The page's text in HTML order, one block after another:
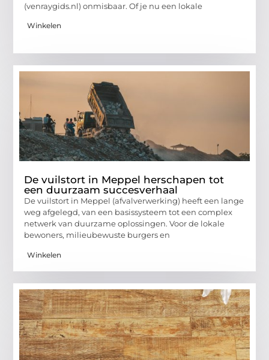
(venraygids.nl) onmisbaar. Of je nu een lokale
Winkelen
De vuilstort in Meppel herschapen tot
een duurzaam succesverhaal
De vuilstort in Meppel (afvalverwerking) heeft een lange
weg afgelegd, van een basissysteem tot een complex
netwerk van duurzame oplossingen. Voor de lokale
bewoners, milieubewuste burgers en
Winkelen